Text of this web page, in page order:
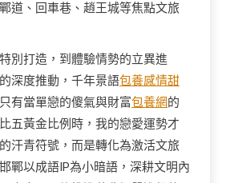
道、回車巷、趙王城等焦點文旅
別打造，到體驗情勢的立異進
深度推動，千年景語包養感情甜
有當單戀的傻氣與財富包養網的
五黃金比例時，我的戀愛運勢才
汗青符號，而是轉化為激活文旅
鄲以成語IP為小暗語，深耕文明內